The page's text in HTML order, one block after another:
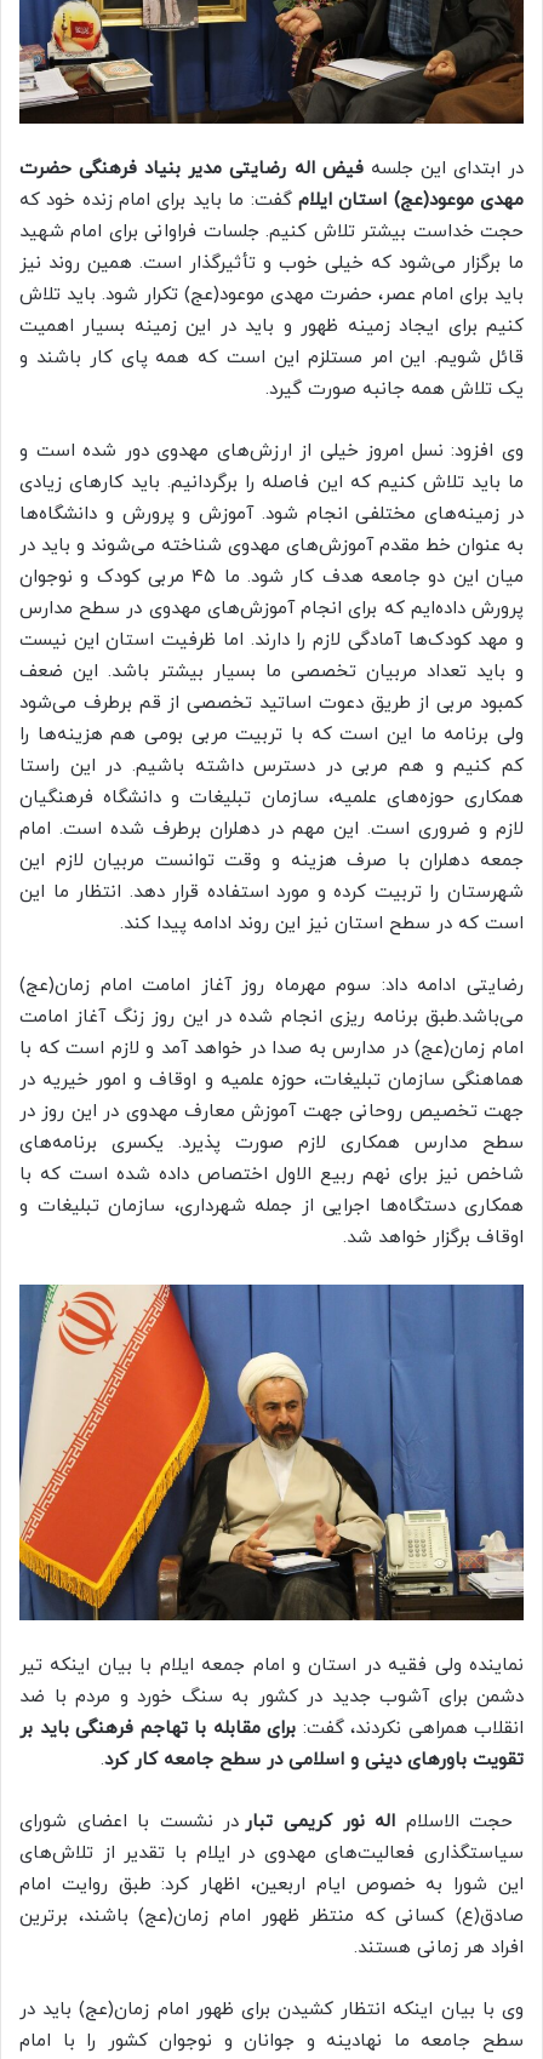
در ابتدای این جلسهفیض اله رضایتی مدیر بنیاد فرهنگی حضرت
مهدی موعود(عج) استان ایلام گفت: ما باید برای امام زنده خود که
حجت خداست بیشتر تلاش کنیم. جلسات فراوانی برای امام شهید
ما برگزار می‌شود که خیلی خوب و تأثیرگذار است. همین روند نیز
باید برای امام عصر، حضرت مهدی موعود(عج) تکرار شود. باید تلاش
کنیم برای ایجاد زمینه ظهور و باید در این زمینه بسیار اهمیت
قائل شویم. این امر مستلزم این است که همه پای کار باشند و
یک تلاش همه جانبه صورت گیرد.
وی افزود: نسل امروز خیلی از ارزش‌های مهدوی دور شده است و
ما باید تلاش کنیم که این فاصله را برگردانیم. باید کارهای زیادی
در زمینه‌های مختلفی انجام شود. آموزش و پرورش و دانشگاه‌ها
به عنوان خط مقدم آموزش‌های مهدوی شناخته می‌شوند و باید در
میان این دو جامعه هدف کار شود. ما ۴۵ مربی کودک و نوجوان
پرورش داده‌ایم که برای انجام آموزش‌های مهدوی در سطح مدارس
و مهد کودک‌ها آمادگی لازم را دارند. اما ظرفیت استان این نیست
و باید تعداد مربیان تخصصی ما بسیار بیشتر باشد. این ضعف
کمبود مربی از طریق دعوت اساتید تخصصی از قم برطرف می‌شود
ولی برنامه ما این است که با تربیت مربی بومی هم هزینه‌ها را
کم کنیم و هم مربی در دسترس داشته باشیم. در این راستا
همکاری حوزه‌های علمیه، سازمان تبلیغات و دانشگاه فرهنگیان
لازم و ضروری است. این مهم در دهلران برطرف شده است. امام
جمعه دهلران با صرف هزینه و وقت توانست مربیان لازم این
شهرستان را تربیت کرده و مورد استفاده قرار دهد. انتظار ما این
است که در سطح استان نیز این روند ادامه پیدا کند.
رضایتی ادامه داد: سوم مهرماه روز آغاز امامت امام زمان(عج)
می‌باشد.طبق برنامه ریزی انجام شده در این روز زنگ آغاز امامت
امام زمان(عج) در مدارس به صدا در خواهد آمد و لازم است که با
هماهنگی سازمان تبلیغات، حوزه علمیه و اوقاف و امور خیریه در
جهت تخصیص روحانی جهت آموزش معارف مهدوی در این روز در
سطح مدارس همکاری لازم صورت پذیرد. یکسری برنامه‌های
شاخص نیز برای نهم ربیع الاول اختصاص داده شده است که با
همکاری دستگاه‌ها اجرایی از جمله شهرداری، سازمان تبلیغات و
اوقاف برگزار خواهد شد.
نماینده ولی فقیه در استان و امام جمعه ایلام با بیان اینکه تیر
دشمن برای آشوب جدید در کشور به سنگ خورد و مردم با ضد
انقلاب همراهی نکردند، گفت: برای مقابله با تهاجم فرهنگی باید بر
تقویت باورهای دینی و اسلامی در سطح جامعه کار کرد.
حجت الاسلام اله نور کریمی تباردر نشست با اعضای شورای
سیاستگذاری فعالیت‌های مهدوی در ایلام با تقدیر از تلاش‌های
این شورا به خصوص ایام اربعین، اظهار کرد: طبق روایت امام
صادق(ع) کسانی که منتظر ظهور امام زمان(عج) باشند، برترین
افراد هر زمانی هستند.
وی با بیان اینکه انتظار کشیدن برای ظهور امام زمان(عج) باید در
سطح جامعه ما نهادینه و جوانان و نوجوان کشور را با امام